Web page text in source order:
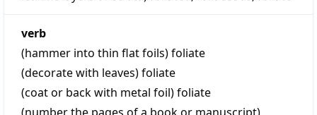
verb
(hammer into thin flat foils)foliate
(decorate with leaves)foliate
(coat or back with metal foil)foliate